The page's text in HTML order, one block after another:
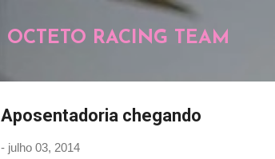
OCTETO RACING TEAM
Aposentadoria chegando
- julho 03, 2014